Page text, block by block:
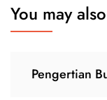
You may
Pengertian